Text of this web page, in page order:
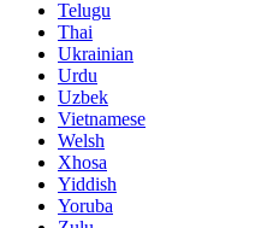
Telugu
Thai
Ukrainian
Urdu
Uzbek
Vietnamese
Welsh
Xhosa
Yiddish
Yoruba